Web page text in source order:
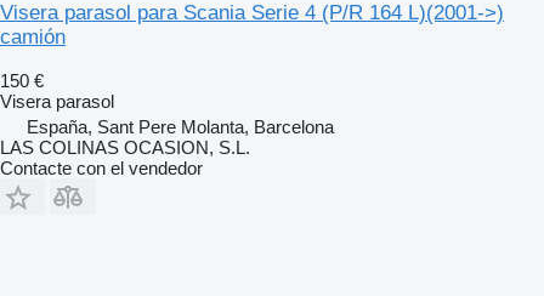
Visera parasol para Scania Serie 4 (P/R 164 L)(2001->)
camión
150 €
Visera parasol
España, Sant Pere Molanta, Barcelona
LAS COLINAS OCASION, S.L.
Contacte con el vendedor